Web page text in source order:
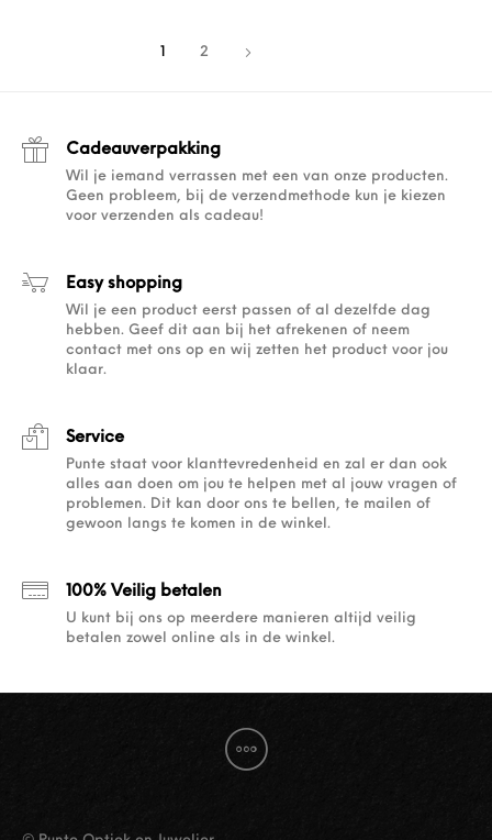
1 2
Cadeauverpakking
Wil je iemand verrassen met een van onze producten.
Geen probleem, bij de verzendmethode kun je kiezen
voor verzenden als cadeau!
Easy shopping
Wil je een product eerst passen of al dezelfde dag
hebben. Geef dit aan bij het afrekenen of neem
contact met ons op en wij zetten het product voor jou
klaar.
Service
Punte staat voor klanttevredenheid en zal er dan ook
alles aan doen om jou te helpen met al jouw vragen of
problemen. Dit kan door ons te bellen, te mailen of
gewoon langs te komen in de winkel.
100% Veilig betalen
U kunt bij ons op meerdere manieren altijd veilig
betalen zowel online als in de winkel.